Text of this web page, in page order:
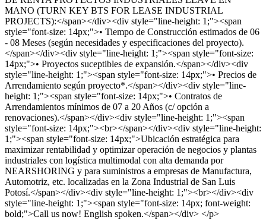
MANO (TURN KEY BTS FOR LEASE INDUSTRIAL
PROJECTS):</span></div><div style="line-height: 1;"><span
style="font-size: 14px;">• Tiempo de Construcción estimados de 06
- 08 Meses (según necesidades y especificaciones del proyecto).
</span></div><div style="line-height: 1;"><span style="font-size:
14px;">• Proyectos suceptibles de expansión.</span></div><div
style="line-height: 1;"><span style="font-size: 14px;">• Precios de
Arrendamiento según proyecto*.</span></div><div style="line-
height: 1;"><span style="font-size: 14px;">• Contratos de
Arrendamientos mínimos de 07 a 20 Años (c/ opción a
renovaciones).</span></div><div style="line-height: 1;"><span
style="font-size: 14px;"><br></span></div><div style="line-height:
1;"><span style="font-size: 14px;">Ubicación estratégica para
maximizar rentabilidad y optimizar operación de negocios y plantas
industriales con logística multimodal con alta demanda por
NEARSHORING y para suministros a empresas de Manufactura,
Automotriz, etc. localizadas en la Zona Industrial de San Luis
Potosí.</span></div><div style="line-height: 1;"><br></div><div
style="line-height: 1;"><span style="font-size: 14px; font-weight:
bold;">Call us now! English spoken.</span></div> </p>